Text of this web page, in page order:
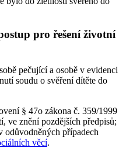
pro řešení životní
pečující a osobě v evidenci
soudu o svěření dítěte do
§ 47o zákona č. 359/1999
ve znění pozdějších předpisů;
odůvodněných případech
věcí.